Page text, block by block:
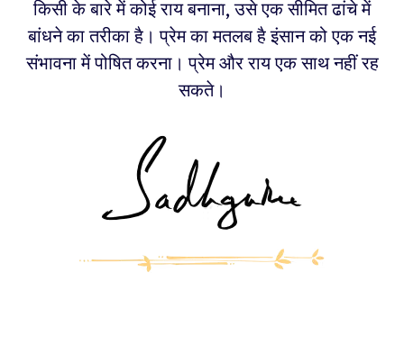
किसी के बारे में कोई राय बनाना, उसे एक सीमित ढांचे में
बांधने का तरीका है। प्रेम का मतलब है इंसान को एक नई
संभावना में पोषित करना। प्रेम और राय एक साथ नहीं रह
सकते।